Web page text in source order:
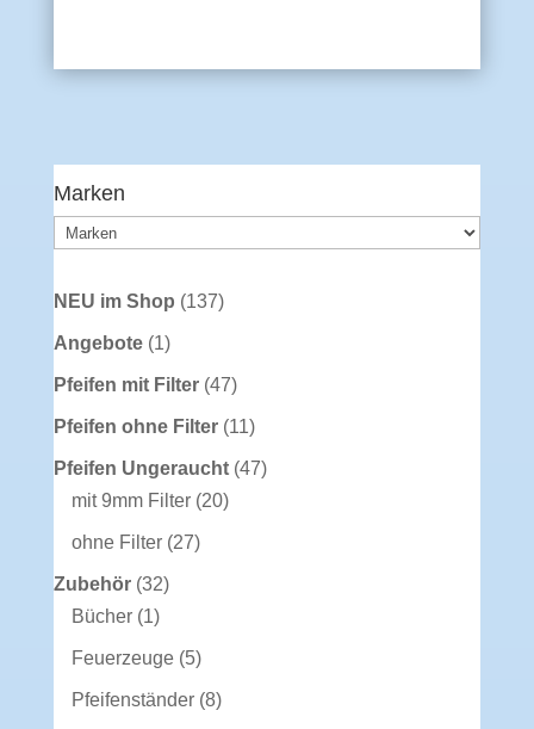
Marken
NEU im Shop 137137
Angebote 11
Produkt
Pfeifen mit Filter 4747
Produkte
Pfeifen ohne Filter 1111
Produkte
Pfeifen Ungeraucht 4747
mit 9mm Filter 2020
ohne Filter 2727
Zubehör 3232
Bücher 11
Produkt
Feuerzeuge 55
Produkte
Pfeifenständer 88